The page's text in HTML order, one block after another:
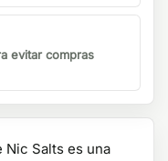
evitar compras
Nic Salts es una